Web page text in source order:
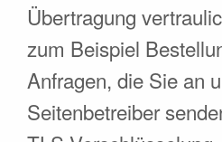
Übertragung
zum Beispiel
Anfragen, die Sie an
Seitenbetreiber